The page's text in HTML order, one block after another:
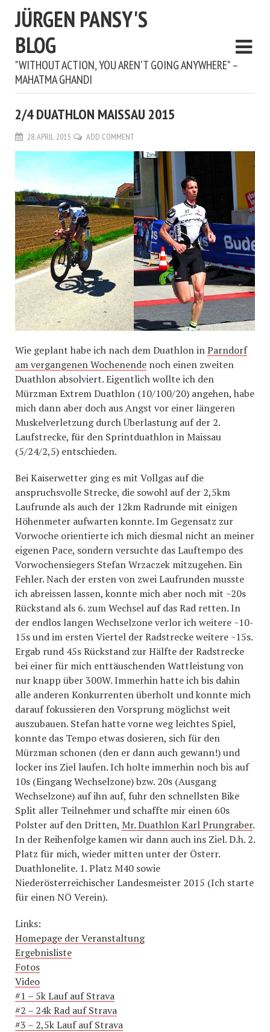
JÜRGEN PANSY'S
BLOG
"WITHOUT ACTION, YOU AREN'T GOING ANYWHERE" –
MAHATMA GHANDI
2/4 DUATHLON MAISSAU 2015
28. APRIL 2015 ADD COMMENT
Wie geplant habe ich nach dem Duathlon inParndorf
am vergangenen Wochenende noch einen zweiten
Duathlon absolviert. Eigentlich wollte ich den
Mürzman Extrem Duathlon (10/100/20) angehen, habe
mich dann aber doch aus Angst vor einer längeren
Muskelverletzung durch Überlastung auf der 2.
Laufstrecke, für den Sprintduathlon in Maissau
(5/24/2,5) entschieden.
Bei Kaiserwetter ging es mit Vollgas auf die
anspruchsvolle Strecke, die sowohl auf der 2,5km
Laufrunde als auch der 12km Radrunde mit einigen
Höhenmeter aufwarten konnte. Im Gegensatz zur
Vorwoche orientierte ich mich diesmal nicht an meiner
eigenen Pace, sondern versuchte das Lauftempo des
Vorwochensiegers Stefan Wrzaczek mitzugehen. Ein
Fehler. Nach der ersten von zwei Laufrunden musste
ich abreissen lassen, konnte mich aber noch mit ~20s
Rückstand als 6. zum Wechsel auf das Rad retten. In
der endlos langen Wechselzone verlor ich weitere ~10-
15s und im ersten Viertel der Radstrecke weitere ~15s.
Ergab rund 45s Rückstand zur Hälfte der Radstrecke
bei einer für mich enttäuschenden Wattleistung von
nur knapp über 300W. Immerhin hatte ich bis dahin
alle anderen Konkurrenten überholt und konnte mich
darauf fokussieren den Vorsprung möglichst weit
auszubauen. Stefan hatte vorne weg leichtes Spiel,
konnte das Tempo etwas dosieren, sich für den
Mürzman schonen (den er dann auch gewann!) und
locker ins Ziel laufen. Ich holte immerhin noch bis auf
10s (Eingang Wechselzone) bzw. 20s (Ausgang
Wechselzone) auf ihn auf, fuhr den schnellsten Bike
Split aller Teilnehmer und schaffte mir einen 60s
Polster auf den Dritten, Mr. Duathlon Karl Prungraber.
In der Reihenfolge kamen wir dann auch ins Ziel. D.h. 2.
Platz für mich, wieder mitten unter der Österr.
Duathlonelite. 1. Platz M40 sowie
Niederösterreichischer Landesmeister 2015 (Ich starte
für einen NÖ Verein).
Links:
Homepage der Veranstaltung
Ergebnisliste
Fotos
Video
#1 – 5k Lauf auf Strava
#2 – 24k Rad auf Strava
#3 – 2,5k Lauf auf Strava